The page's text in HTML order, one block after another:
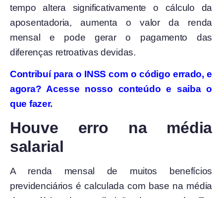
tempo altera significativamente o cálculo da
aposentadoria, aumenta o valor da renda
mensal e pode gerar o pagamento das
diferenças retroativas devidas.
Contribuí para o INSS com o código errado, e
agora? Acesse nosso conteúdo e saiba o
que fazer.
Houve erro na média
salarial
A renda mensal de muitos benefícios
previdenciários é calculada com base na média